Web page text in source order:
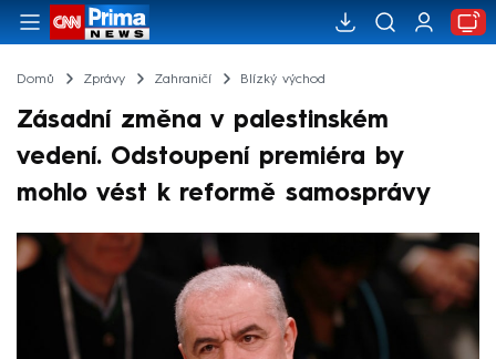
Domů Zprávy Zahraničí Blízký východ
Zásadní změna v palestinském
vedení. Odstoupení premiéra by
mohlo vést k reformě samosprávy